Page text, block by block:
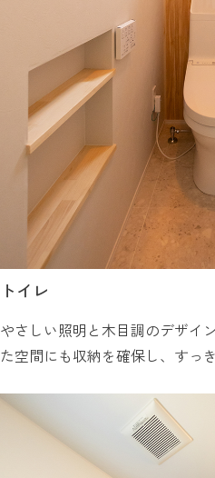
トイレ
やさしい照明と木目調のデザイ
た空間にも収納を確保し、すっ